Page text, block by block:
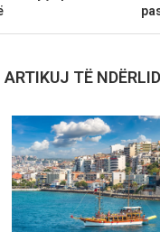
ARTIKUJ TË